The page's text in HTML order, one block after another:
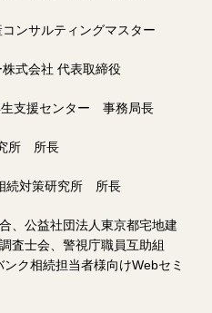
ンサルティングマスター
式会社 代表取締役
援センター 事務局長
所 所長
続対策研究所 所長
、公益社団法人東京都宅地建
査士会、警視庁職員互助組
ク相続担当者様向けWebセミ